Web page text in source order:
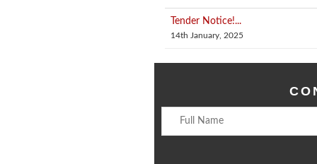
Tender Notice!...
14th January, 2025